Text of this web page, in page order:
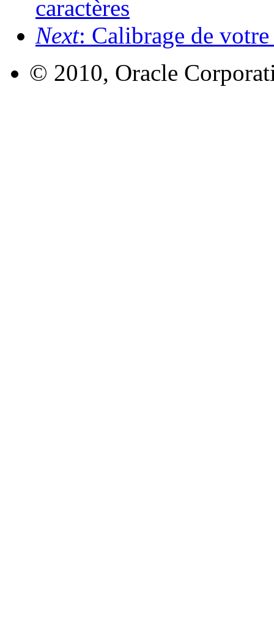
caractères
Next: Calibrage de
© 2010, Oracle